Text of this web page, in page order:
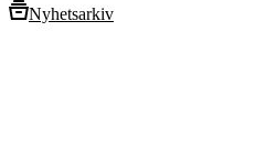
Nyhetsarkiv